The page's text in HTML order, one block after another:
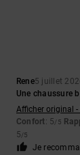
Rene5 juillet
Une chaussure
Afficher original -
Confort: 5/5
5/5
Je